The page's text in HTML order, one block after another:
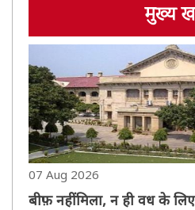
मुख्य
07 Aug 2026
बीफ़ नहीं मिला, न ही वध के